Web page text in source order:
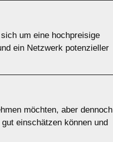
um eine hochpreisige
ein Netzwerk potenzieller
möchten, aber dennoch
einschätzen können und